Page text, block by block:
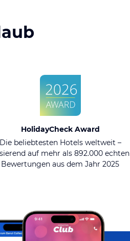
HolidayCheck Award
Die beliebtesten Hotels weltweit –
auf mehr als 892.000 echten
Bewertungen aus dem Jahr 2025